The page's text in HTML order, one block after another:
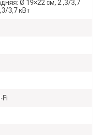
Ø 19×22 см, 2 ,3/3,7
3,7 кВт
Fi